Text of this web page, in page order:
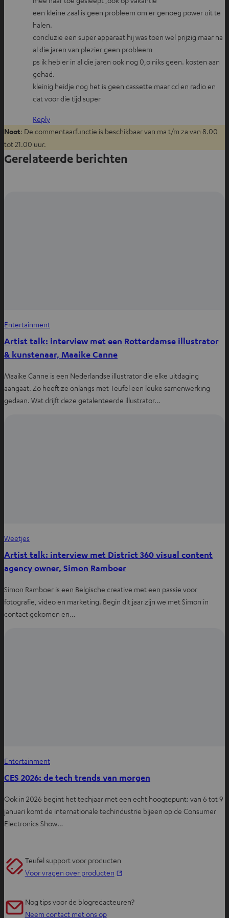
een kleine zaal is geen probleem om er genoeg power uit te
halen.
concluzie een super apparaat hij was toen wel prijzig maar na
al die jaren van plezier geen probleem
ps ik heb er in al die jaren ook nog 0,o niks geen. kosten aan
gehad.
kleinig heidje nog het is geen cassette maar cd en radio en
dat voor die tijd super
Reply
Noot: De commentaarfunctie is beschikbaar van ma t/m za van 8.00
tot 21.00 uur.
Gerelateerde berichten
Entertainment
Artist talk: interview met een Rotterdamse illustrator
& kunstenaar, Maaike Canne
Maaike Canne is een Nederlandse illustrator die elke uitdaging
aangaat. Zo heeft ze onlangs met Teufel een leuke samenwerking
gedaan. Wat drijft deze getalenteerde illustrator…
Weetjes
Artist talk: interview met District 360 visual content
agency owner, Simon Ramboer
Simon Ramboer is een Belgische creative met een passie voor
fotografie, video en marketing. Begin dit jaar zijn we met Simon in
contact gekomen en…
Entertainment
CES 2026: de tech trends van morgen
Ook in 2026 begint het techjaar met een echt hoogtepunt: van 6 tot 9
januari komt de internationale techindustrie bijeen op de Consumer
Electronics Show…
Teufel support voor producten
Voor vragen over producten
Nog tips voor de blogredacteuren?
Neem contact met ons op